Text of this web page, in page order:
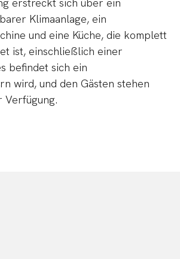
Klimaanlage, ein
und eine Küche, die komplett
ist, einschließlich einer
befindet sich ein
wird, und den Gästen stehen
Verfügung.